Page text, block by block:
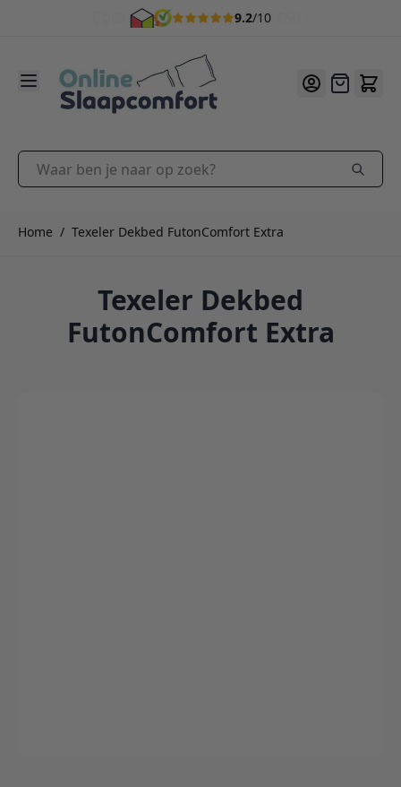
9.2/10
Offerte
Waar ben je naar op zoek?
Home / Texeler Dekbed FutonComfort Extra
Texeler Dekbed
FutonComfort Extra